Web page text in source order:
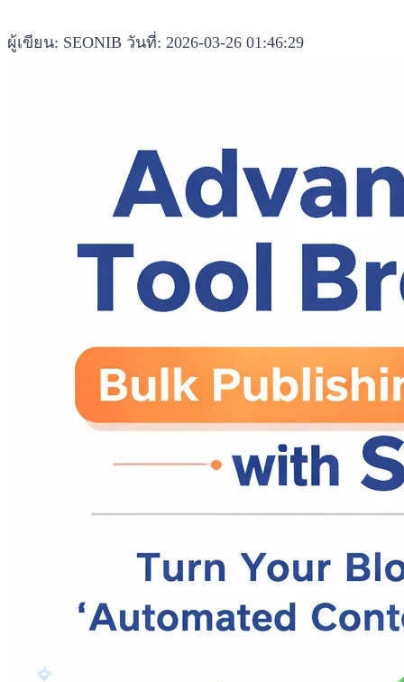
ผู้เขียน: SEONIB วันที่: 2026-03-26 01:46:29